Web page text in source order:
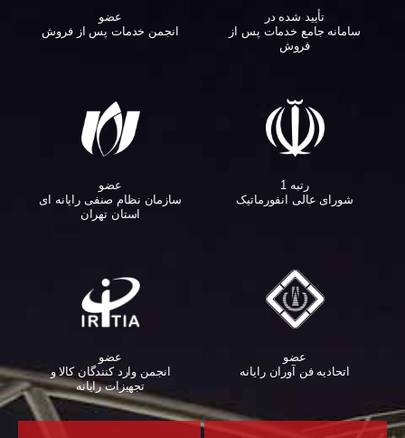
تأیید شده در
سامانه جامع خدمات پس از
فروش
عضو
انجمن خدمات پس از فروش
رتبه 1
شورای عالی انفورماتیک
عضو
سازمان نظام صنفی رایانه ای
استان تهران
عضو
اتحادیه فن آوران رایانه
عضو
انجمن وارد کنندگان کالا و
تجهیزات رایانه‌